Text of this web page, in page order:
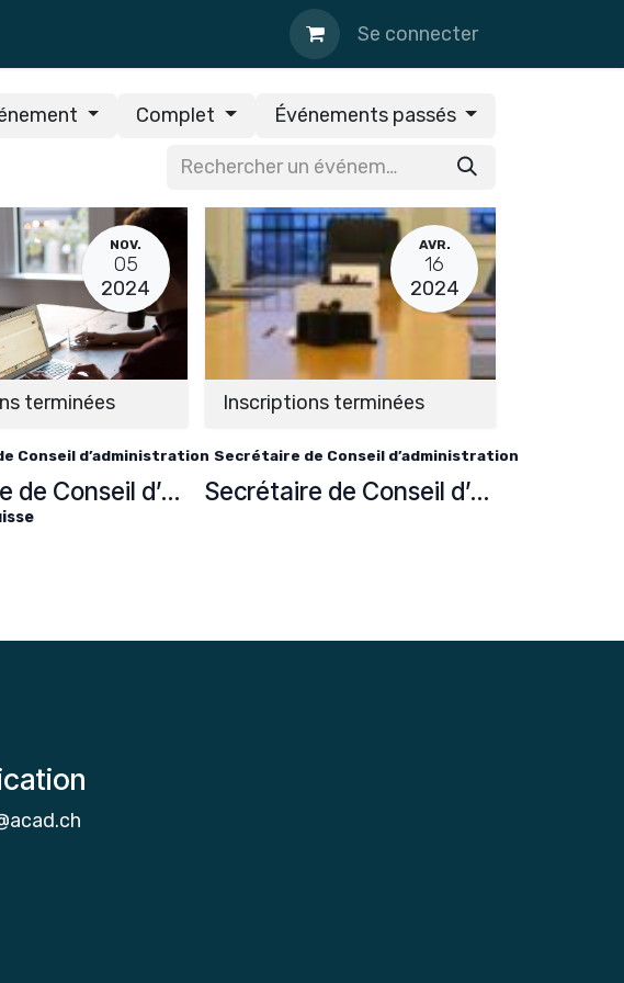
Se connecter
Complet Événements passés
NOV.
05
2024
terminées
Conseil d’administration
Secrétaire de Conseil d’administration
AVR.
16
2024
Inscriptions terminées
Secrétaire de Conseil d’administration
Secrétaire de Conseil d’administration